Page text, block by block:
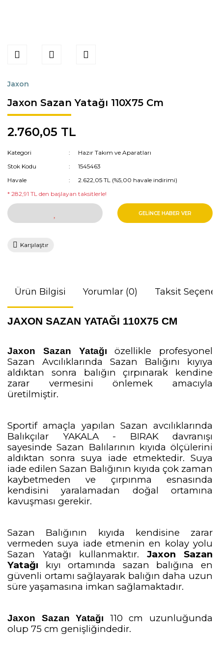
Jaxon
Jaxon Sazan Yatağı 110X75 Cm
2.760,05 TL
Kategori
Hazır Takım ve Aparatları
Stok Kodu
1545463
Havale
2.622,05 TL (%5,00 havale indirimi)
* 282,91 TL den başlayan taksitlerle!
GELİNCE HABER VER
Karşılaştır
Ürün Bilgisi Yorumlar (0) Taksit
JAXON SAZAN YATAĞI 110X75 CM
Jaxon Sazan Yatağıözellikle profesyonel
Sazan Avcılıklarında Sazan Balığını kıyıya
aldıktan sonra balığın çırpınarak kendine
zarar vermesini önlemek amacıyla
üretilmiştir.
Sportif amaçla yapılan Sazan avcılıklarında
Balıkçılar YAKALA - BIRAK davranışı
sayesinde Sazan Balılarının kıyıda ölçülerini
aldıktan sonra suya iade etmektedir. Suya
iade edilen Sazan Balığının kıyıda çok zaman
kaybetmeden ve çırpınma esnasında
kendisini yaralamadan doğal ortamına
kavuşması gerekir.
Sazan Balığının kıyıda kendisine zarar
vermeden suya iade etmenin en kolay yolu
Sazan Yatağı kullanmaktır. Jaxon Sazan
Yatağı kıyı ortamında sazan balığına en
güvenli ortamı sağlayarak balığın daha uzun
süre yaşamasına imkan sağlamaktadır.
Jaxon Sazan Yatağı 110 cm uzunluğunda
olup 75 cm genişliğindedir.